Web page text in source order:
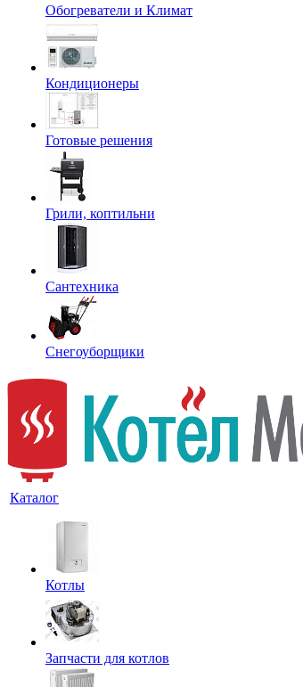
Обогреватели и Климат
Кондиционеры
Готовые решения
Грили, коптильни
Сантехника
Снегоуборщики
Каталог
Котлы
Запчасти для котлов